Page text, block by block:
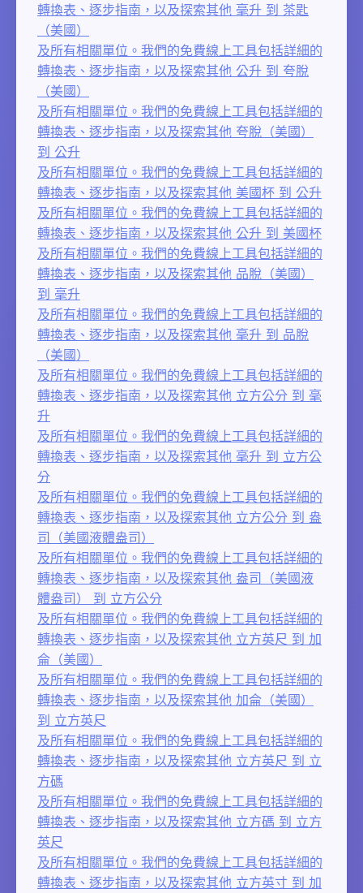
轉換表、逐步指南，以及探索其他 毫升 到 茶匙
（美國）
及所有相關單位。我們的免費線上工具包括詳細的
轉換表、逐步指南，以及探索其他 公升 到 夸脫
（美國）
及所有相關單位。我們的免費線上工具包括詳細的
轉換表、逐步指南，以及探索其他 夸脫（美國）
到 公升
及所有相關單位。我們的免費線上工具包括詳細的
轉換表、逐步指南，以及探索其他 美國杯 到 公升
及所有相關單位。我們的免費線上工具包括詳細的
轉換表、逐步指南，以及探索其他 公升 到 美國杯
及所有相關單位。我們的免費線上工具包括詳細的
轉換表、逐步指南，以及探索其他 品脫（美國）
到 毫升
及所有相關單位。我們的免費線上工具包括詳細的
轉換表、逐步指南，以及探索其他 毫升 到 品脫
（美國）
及所有相關單位。我們的免費線上工具包括詳細的
轉換表、逐步指南，以及探索其他 立方公分 到 毫
升
及所有相關單位。我們的免費線上工具包括詳細的
轉換表、逐步指南，以及探索其他 毫升 到 立方公
分
及所有相關單位。我們的免費線上工具包括詳細的
轉換表、逐步指南，以及探索其他 立方公分 到 盎
司（美國液體盎司）
及所有相關單位。我們的免費線上工具包括詳細的
轉換表、逐步指南，以及探索其他 盎司（美國液
體盎司） 到 立方公分
及所有相關單位。我們的免費線上工具包括詳細的
轉換表、逐步指南，以及探索其他 立方英尺 到 加
侖（美國）
及所有相關單位。我們的免費線上工具包括詳細的
轉換表、逐步指南，以及探索其他 加侖（美國）
到 立方英尺
及所有相關單位。我們的免費線上工具包括詳細的
轉換表、逐步指南，以及探索其他 立方英尺 到 立
方碼
及所有相關單位。我們的免費線上工具包括詳細的
轉換表、逐步指南，以及探索其他 立方碼 到 立方
英尺
及所有相關單位。我們的免費線上工具包括詳細的
轉換表、逐步指南，以及探索其他 立方英寸 到 加